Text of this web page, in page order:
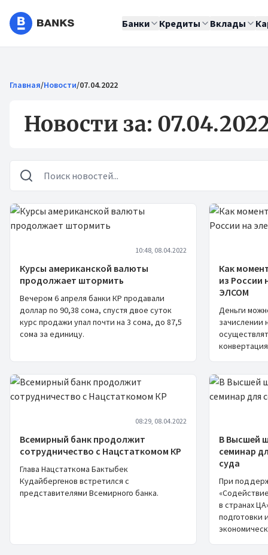
Банки Кредиты Вклады
Главная/Новости/07.04.2022
Новости за:
Новости
10:48, 08.04.2022
Курсы американской валюты
продолжает штормить
Вечером 6 апреля банки КР продавали
доллар по 90,38 сома, спустя двое суток
курс продажи упал почти на 3 сома, до 87,5
сома за единицу.
Как
из России
ЭЛСОМ
Деньги
08:29, 08.04.2022
Всемирный банк продолжит
сотрудничество с Нацстаткомом КР
Глава Нацстаткома Бактыбек
Кудайбергенов встретился с
представителями Всемирного банка.
В Высшей
семинар
суда
При
в странах
подготовки